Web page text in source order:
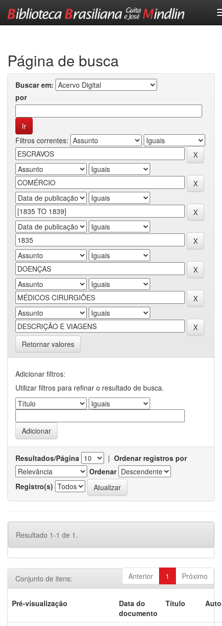
Página de busca
Buscar em:
por
Filtros correntes:
Retornar valores
Adicionar filtros:
Utilizar filtros para refinar o resultado de busca.
Resultados/Página | Ordenar registros por
Ordenar
Registro(s)
Resultado 1-1 de 1.
Anterior 1 Próximo
Conjunto de itens:
Pré-visualização
Data do
documento
Título